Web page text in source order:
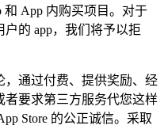
和 App 内购买项目。对于
的 app，我们将予以拒
通过付费、提供奖励、经
要求第三方服务代您这样
Store 的公正诚信。采取